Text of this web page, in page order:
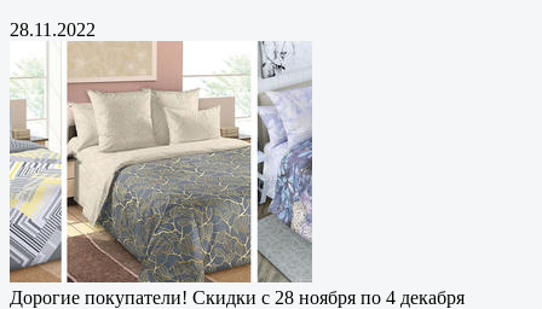
28.11.2022
Дорогие покупатели! Скидки с 28 ноября по 4 декабря